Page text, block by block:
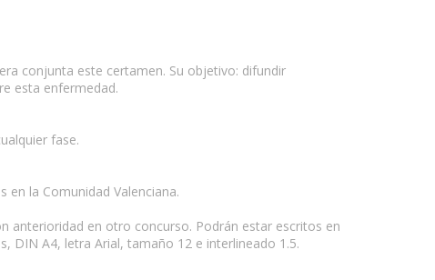
conjunta este certamen. Su objetivo: difundir
esta enfermedad.
fase.
la Comunidad Valenciana.
anterioridad en otro concurso. Podrán estar escritos en
DIN A4, letra Arial, tamaño 12 e interlineado 1.5.